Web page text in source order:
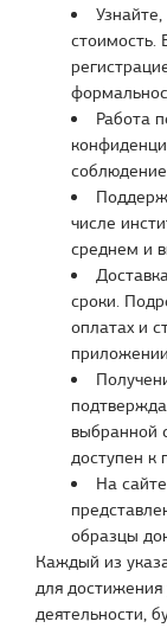
стоимость.
Работа
числе
среднем и
сроки.
оплатах и
выбранной
доступен к
На сайте
образцы
Каждый из
для достижения
деятельности,